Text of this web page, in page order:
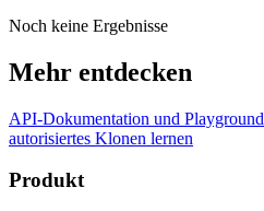
Noch keine Ergebnisse
Mehr entdecken
API-Dokumentation und Playground
autorisiertes Klonen lernen
Produkt